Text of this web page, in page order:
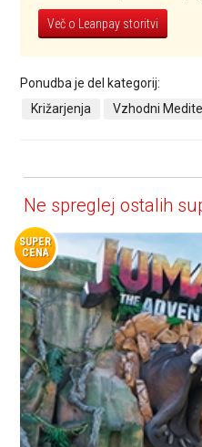
Več o Leanpay storitvi
Ponudba je del kategorij:
Križarjenja
Vzhodni
Ne spreglej ostalih
SUPER
CENA